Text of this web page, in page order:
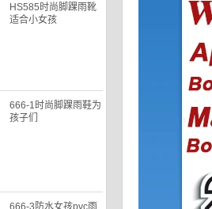
HS585时尚脚踝雨靴
适合小女孩
666-1时尚脚踝雨鞋为
孩子们
666-3防水女孩pvc雨